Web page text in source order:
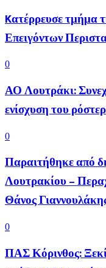
Kατέρρευσε τμήμα
Επειγόντων
0
ΑΟ Λουτράκι:
ενίσχυση του ρόστερ
0
Παραιτήθηκε από
Λουτρακίου –
Θάνος
0
ΠΑΣ Κόρινθος: